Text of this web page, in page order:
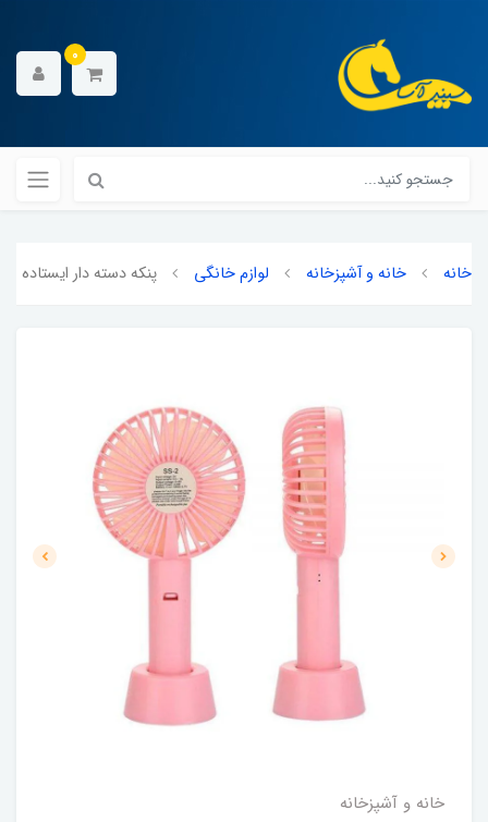
0
خانه خانه و آشپزخانه لوازم خانگی پنکه دسته دار ایستاده
خانه و آشپزخانه